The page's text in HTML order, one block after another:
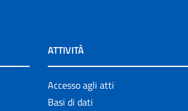
ATTIVITÀ
Accesso agli atti
Basi di dati